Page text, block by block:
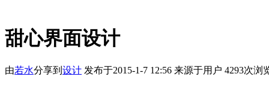
甜心界面设计
由若水分享到 设计 发布于2015-1-7 12:56 来源于用户 4293次浏